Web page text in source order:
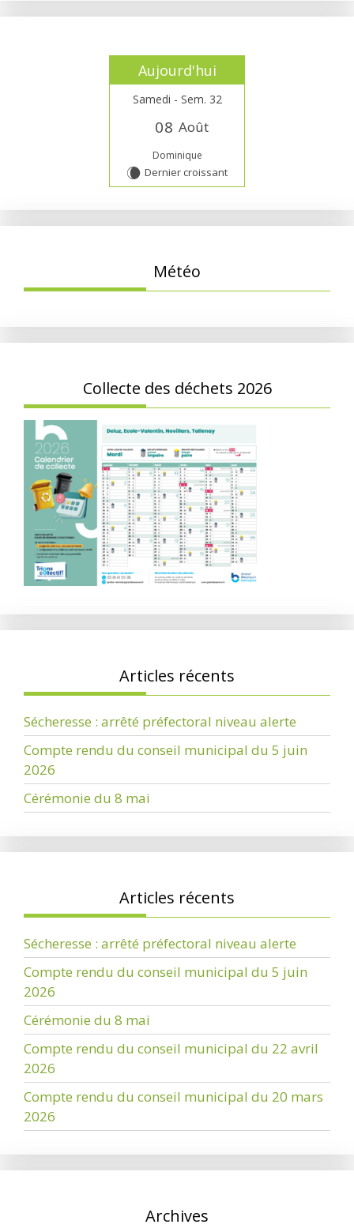
Aujourd'hui
Samedi - Sem. 32
08 Août
Dominique
W Dernier croissant
Météo
Collecte des déchets 2026
Articles récents
Sécheresse : arrêté préfectoral niveau alerte
Compte rendu du conseil municipal du 5 juin
2026
Cérémonie du 8 mai
Articles récents
Sécheresse : arrêté préfectoral niveau alerte
Compte rendu du conseil municipal du 5 juin
2026
Cérémonie du 8 mai
Compte rendu du conseil municipal du 22 avril
2026
Compte rendu du conseil municipal du 20 mars
2026
Archives